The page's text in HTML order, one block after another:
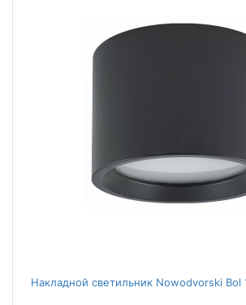
Накладной светильник Nowodvorski Bol